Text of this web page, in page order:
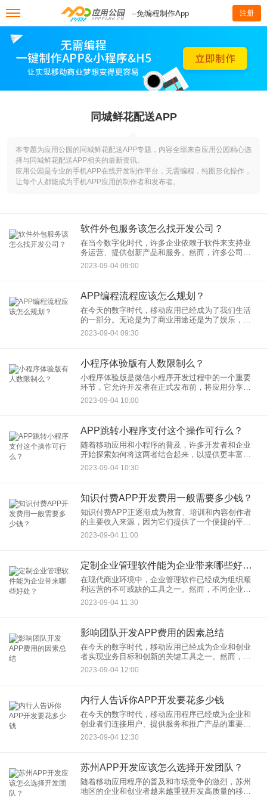
--免编程制作App 注册
同城鲜花配送APP
本专题为应用公园的同城鲜花配送APP专题，内容全部来自应用公园精心选
择与同城鲜花配送APP相关的最新资讯。
应用公园是专业的手机APP在线开发制作平台，无需编程，纯图形化操作，
让每个人都能成为手机APP应用的制作者和发布者。
软件外包服务该怎么找开发公司？
在当今数字化时代，许多企业依赖于软件来支持业
务运营、提供创新产品和服务。然而，许多公司可
能没有内部开发团队或技术专长，因此他们需要寻
找合适的软件开发公司来外包项目。这个过程可能
2023-09-04 09:00
APP编程流程应该怎么规划？
在今天的数字时代，移动应用已经成为了我们生活
的一部分。无论是为了商业用途还是为了娱乐，许
多人都希望能够开发自己的移动应用程序。然而，
要成功开发一个应用程序，需要有一个清晰的规划
2023-09-04 09:30
小程序体验版有人数限制么？
小程序体验版是微信小程序开发过程中的一个重要
环节，它允许开发者在正式发布前，将应用分享给
一些用户，以收集反馈、测试功能，或者进行其他
验证。但是，对于小程序体验版，是否存在人数限
2023-09-04 10:00
APP跳转小程序支付这个操作可行么？
随着移动应用和小程序的普及，许多开发者和企业
开始探索如何将这两者结合起来，以提供更丰富的
用户体验和功能。其中一个常见的操作是从一个移
动应用（APP）中跳转到一个小程序来进行支付操
2023-09-04 10:30
知识付费APP开发费用一般需要多少钱？
知识付费APP正逐渐成为教育、培训和内容创作者
的主要收入来源，因为它们提供了一个便捷的平
台，使知识和技能可以以付费的方式传播给用户。
然而，开发知识付费APP涉及到一系列费用，这些
2023-09-04 11:00
定制企业管理软件能为企业带来哪些好处？
在现代商业环境中，企业管理软件已经成为组织顺
利运营的不可或缺的工具之一。然而，不同企业有
不同的需求和流程，因此通用的管理软件可能无法
完全满足其需求。这就是为什么越来越多的企业选
2023-09-04 11:30
影响团队开发APP费用的因素总结
在今天的数字时代，移动应用已经成为企业和创业
者实现业务目标和创新的关键工具之一。然而，开
发一个成功的移动应用程序不仅需要时间和精力，
还需要财务资源。团队开发APP费用取决于多种因
2023-09-04 12:00
内行人告诉你APP开发要花多少钱
在今天的数字时代，移动应用程序已经成为企业和
创业者们连接用户、提供服务和推广产品的重要工
具。然而，对于那些刚刚踏入APP开发领域或者正
在考虑开发自己的应用程序的人来说，最常见的问
2023-09-04 12:30
苏州APP开发应该怎么选择开发团队？
随着移动应用程序的普及和市场竞争的激烈，苏州
地区的企业和创业者越来越重视开发高质量的移动